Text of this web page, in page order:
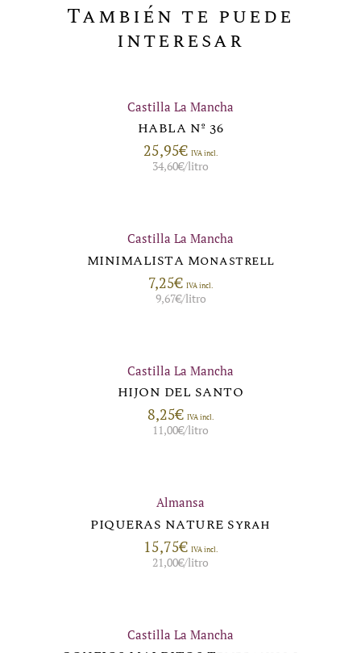
También te puede
interesar
Castilla La Mancha
HABLA Nº 36
25,95€ IVA incl.
34,60€/litro
Castilla La Mancha
MINIMALISTA Monastrell
7,25€ IVA incl.
9,67€/litro
Castilla La Mancha
HIJON DEL SANTO
8,25€ IVA incl.
11,00€/litro
Almansa
PIQUERAS NATURE Syrah
15,75€ IVA incl.
21,00€/litro
Castilla La Mancha